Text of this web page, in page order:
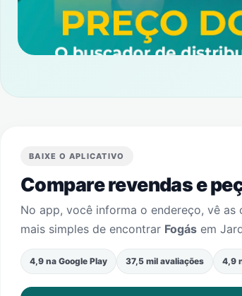
BAIXE O APLICATIVO
Compare revendas e
No app, você informa o endereço, vê
mais simples de encontrar Fogás em
4,9 na Google Play 37,5 mil avaliações 4,9